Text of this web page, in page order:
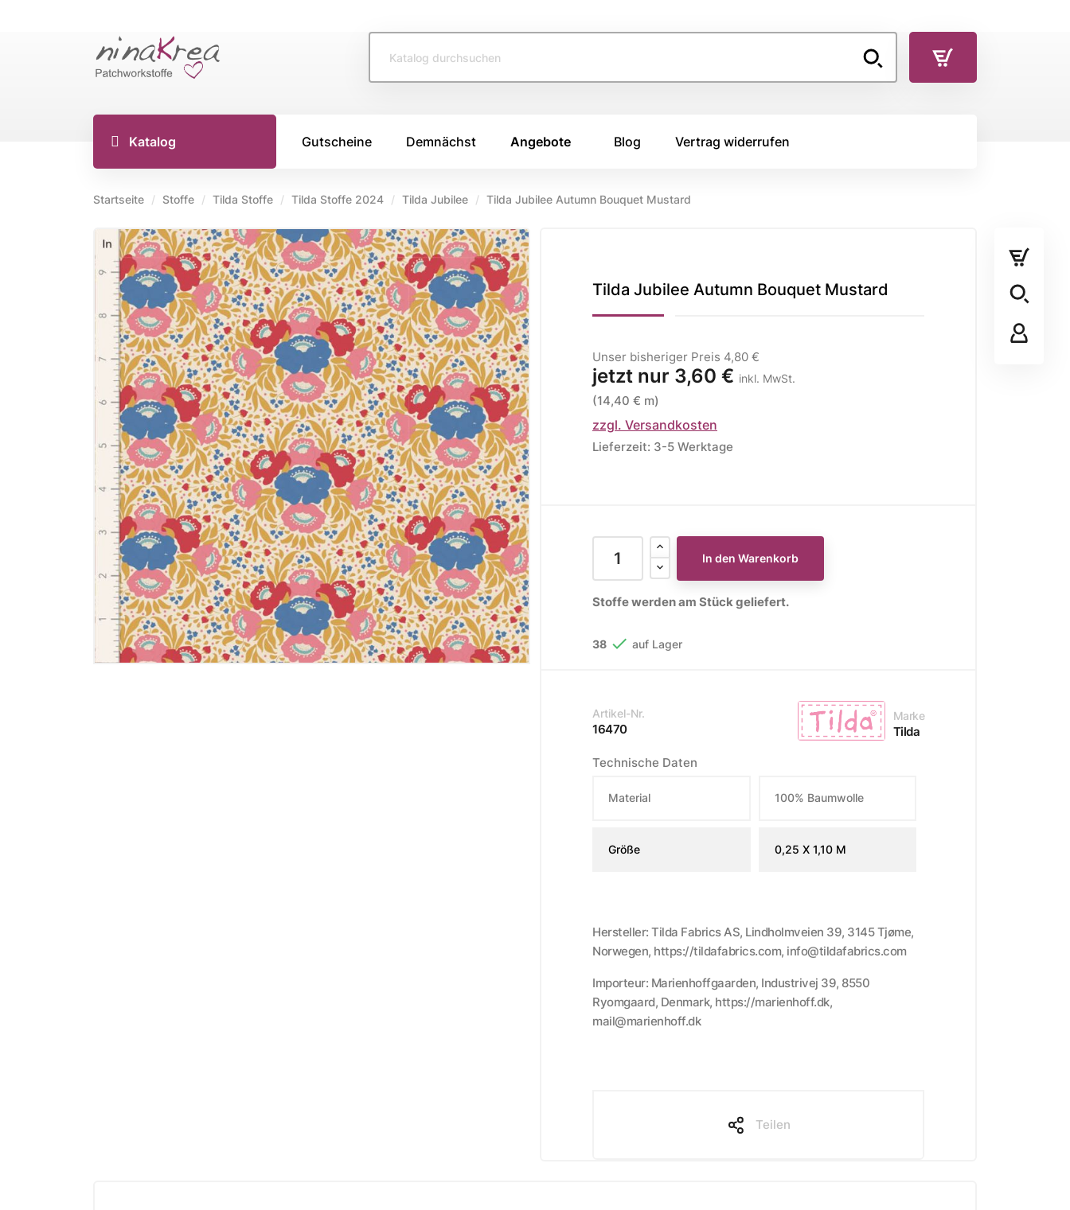
Katalog
Tilda Stoffe 2026
Tilda Stoffe 2025
Tilda Stoffe 2024
Tilda Creating
Memories
Tilda - ältere Kollektionen
Tilda Basics
Tilda Hautstoff
Swafing Heide Uni
Swafing Kim
Swafing Dotty
Canvas Stoffe
STOFFPANEL
MARKENSTOFFE
Markenstoffe
MUSTER
Muster
Pine
Card
Gutscheine Demnächst Angebote Blog Vertrag widerrufen
Startseite Stoffe Tilda Stoffe Tilda Stoffe 2024 Tilda Jubilee Tilda Jubilee Autumn Bouquet Mustard
Tilda Jubilee Autumn Bouquet Mustard
Unser bisheriger Preis 4,80 €
jetzt nur 3,60 € inkl. MwSt.
(14,40 € m)
zzgl. Versandkosten
Lieferzeit: 3-5 Werktage
In den Warenkorb
Stoffe werden am Stück geliefert.
38  auf Lager
Artikel-Nr.
16470
Marke
Tilda
Technische Daten
Material 100% Baumwolle
Größe 0,25 X 1,10 M
Hersteller: Tilda Fabrics AS, Lindholmveien 39, 3145 Tjøme,
Norwegen, https://tildafabrics.com, info@tildafabrics.com
Importeur: Marienhoffgaarden, Industrivej 39, 8550
Ryomgaard, Denmark, https://marienhoff.dk,
mail@marienhoff.dk
Teilen